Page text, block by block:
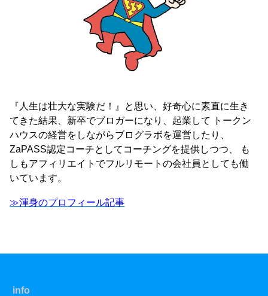
『人生は壮大な実験だ！』と思い、好奇心に素直に生き
てきた結果、新卒でブロガーになり、起業して トークン
ハウスの経営をしながらブログラボを運営したり、
ZaPASS認定コーチとしてコーチングを提供しつつ、 も
しもアフィリエイトでフルリモートの会社員としても働
いています。
≫渾身のプロフィール記事
info